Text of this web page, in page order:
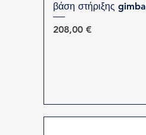
βάση στήριξης gimbal
Τιμή
208,00 €